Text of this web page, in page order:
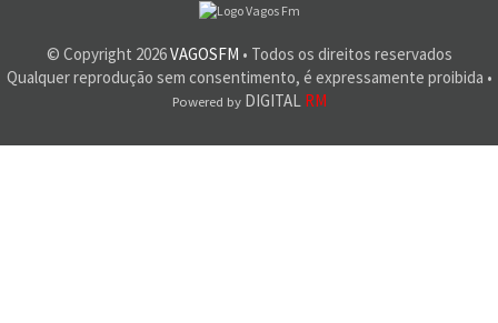
© Copyright 2026VAGOSFM • Todos os direitos reservados
Qualquer reprodução sem consentimento, é expressamente proibida •
Powered byDIGITAL RM